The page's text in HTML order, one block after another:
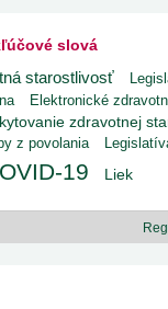
slová
starostlivosť
Elektronické
zdravotnej
z povolania
19 Liek